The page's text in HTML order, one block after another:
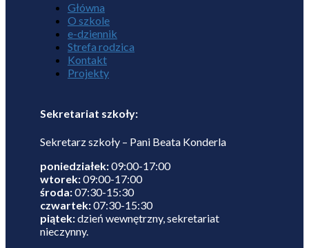
Główna
O szkole
e-dziennik
Strefa rodzica
Kontakt
Projekty
Sekretariat szkoły:
Sekretarz szkoły – Pani Beata Konderla
poniedziałek:09:00-17:00
wtorek:09:00-17:00
środa:07:30-15:30
czwartek:07:30-15:30
piątek:dzień wewnętrzny, sekretariat
nieczynny.